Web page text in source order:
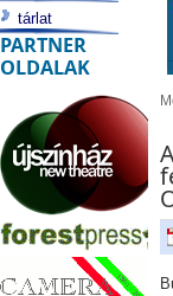
tárlat
PARTNER
OLDALAK